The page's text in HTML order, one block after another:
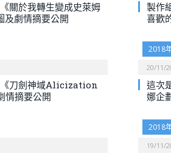
關於我轉生變成史萊姆
及劇情摘要公開
製作
喜歡
《刀劍神域Alicization
情摘要公開
2018
20/11/
這次
娜企
2018
19/11/